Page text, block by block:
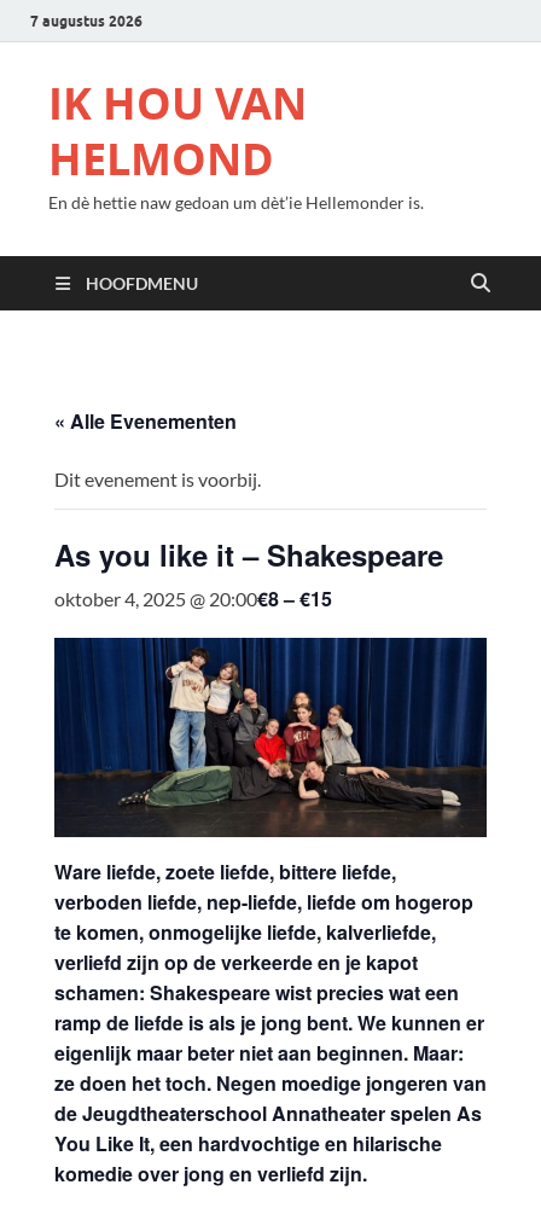
7 augustus 2026
IK HOU VAN
HELMOND
En dè hettie naw gedoan um dèt’ie Hellemonder is.
HOOFDMENU
« Alle Evenementen
Dit evenement is voorbij.
As you like it – Shakespeare
oktober 4, 2025 @ 20:00€8 – €15
Ware liefde, zoete liefde, bittere liefde,
verboden liefde, nep-liefde, liefde om hogerop
te komen, onmogelijke liefde, kalverliefde,
verliefd zijn op de verkeerde en je kapot
schamen: Shakespeare wist precies wat een
ramp de liefde is als je jong bent. We kunnen er
eigenlijk maar beter niet aan beginnen. Maar:
ze doen het toch. Negen moedige jongeren van
de Jeugdtheaterschool Annatheater spelen As
You Like It, een hardvochtige en hilarische
komedie over jong en verliefd zijn.